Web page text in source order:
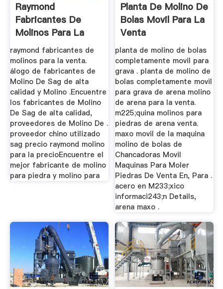
Raymond
Fabricantes De
Molinos Para La
Venta
raymond fabricantes de
molinos para la venta.
álogo de fabricantes de
Molino De Sag de alta
calidad y Molino .Encuentre
los fabricantes de Molino
De Sag de alta calidad,
proveedores de Molino De .
proveedor chino utilizado
sag precio raymond molino
para la precioEncuentre el
mejor fabricante de molino
para piedra y molino para
Planta De Molino De
Bolas Movil Para La
Venta
planta de molino de bolas
completamente movil para
grava . planta de molino de
bolas completamente movil
para grava de arena molino
de arena para la venta.
m225;quina molinos para
piedras de arena venta.
maxo movil de la maquina
molino de bolas de
Chancadoras Movil
Maquinas Para Moler
Piedras De Venta En, Para .
acero en M233;xico
informaci243;n Details,
arena maxo .